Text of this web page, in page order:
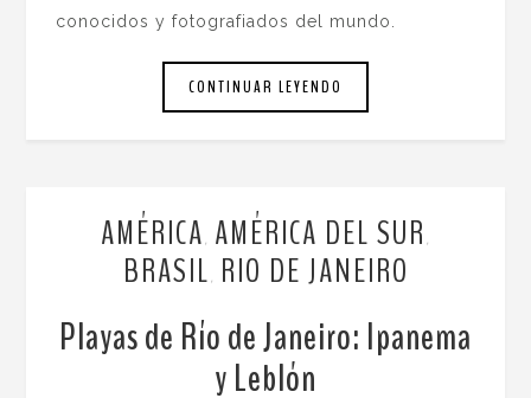
conocidos y fotografiados del mundo.
CONTINUAR LEYENDO
AMÉRICA AMÉRICA DEL SUR
BRASIL RIO DE JANEIRO
Playas de Río de Janeiro: Ipanema
y Leblón